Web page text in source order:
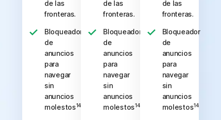
de las
fronteras.
Bloqueador
de
anuncios
para
navegar
sin
anuncios
molestos14
de las
fronteras.
Bloqueador
de
anuncios
para
navegar
sin
anuncios
molestos14
de las
fronteras.
Bloqueador
de
anuncios
para
navegar
sin
anuncios
molestos14